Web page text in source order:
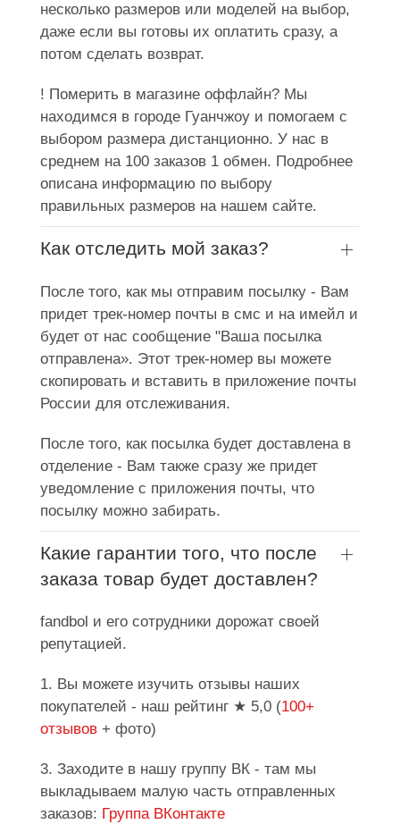
несколько размеров или моделей на выбор,
даже если вы готовы их оплатить сразу, а
потом сделать возврат.
! Померить в магазине оффлайн? Мы
находимся в городе Гуанчжоу и помогаем с
выбором размера дистанционно. У нас в
среднем на 100 заказов 1 обмен. Подробнее
описана информацию по выбору
правильных размеров на нашем сайте.
Как отследить мой заказ?
После того, как мы отправим посылку - Вам
придет трек-номер почты в смс и на имейл и
будет от нас сообщение "Ваша посылка
отправлена». Этот трек-номер вы можете
скопировать и вставить в приложение почты
России для отслеживания.
После того, как посылка будет доставлена в
отделение - Вам также сразу же придет
уведомление с приложения почты, что
посылку можно забирать.
Какие гарантии того, что после
заказа товар будет доставлен?
fandbol и его сотрудники дорожат своей
репутацией.
1. Вы можете изучить отзывы наших
покупателей - наш рейтинг ★ 5,0 (100+
отзывов + фото)
3. Заходите в нашу группу ВК - там мы
выкладываем малую часть отправленных
заказов: Группа ВКонтакте